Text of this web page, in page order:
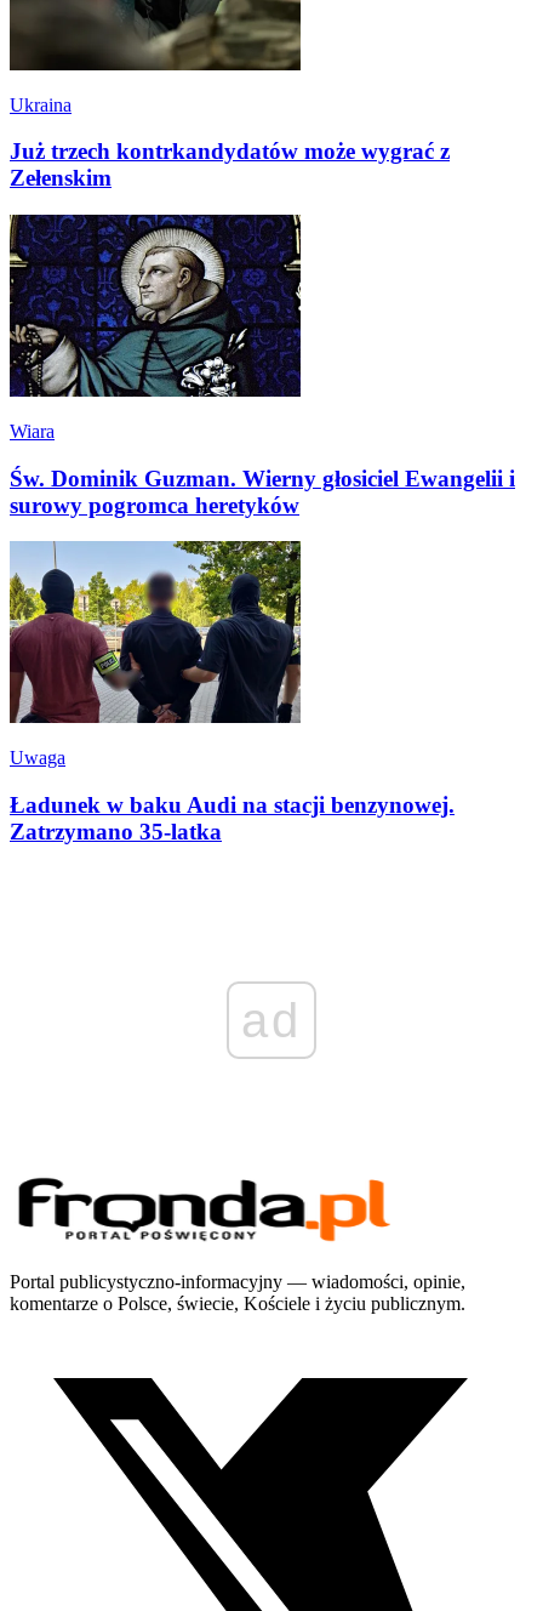
Ukraina
Już trzech kontrkandydatów może wygrać z
Zełenskim
Wiara
Św. Dominik Guzman. Wierny głosiciel Ewangelii i
surowy pogromca heretyków
Uwaga
Ładunek w baku Audi na stacji benzynowej.
Zatrzymano 35-latka
ad
Portal publicystyczno-informacyjny — wiadomości, opinie,
komentarze o Polsce, świecie, Kościele i życiu publicznym.